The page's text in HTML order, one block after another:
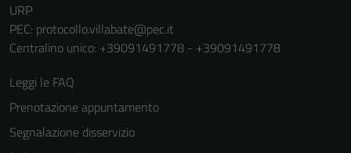
URP
PEC: protocollo.villabate@pec.it
Centralino unico: +39091491778 - +39091491778
Leggi le FAQ
Prenotazione appuntamento
Segnalazione disservizio
per il